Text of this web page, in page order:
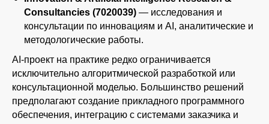
Consultancies (7020039) — исследования и
консультации по инновациям и AI, аналитические и
методологические работы.
AI-проект на практике редко ограничивается
исключительно алгоритмической разработкой или
консультационной моделью. Большинство решений
предполагают создание прикладного программного
обеспечения, интеграцию с системами заказчика и